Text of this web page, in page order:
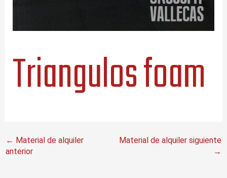
Triangulos foam
← Material de alquiler
anterior
Material de alquiler siguiente
→